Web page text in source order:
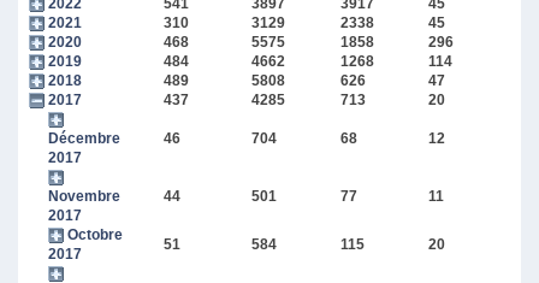
2022
541 3897 3917 45
2021
310 3129 2338 45
2020
468 5575 1858 296
2019
484 4662 1268 114
2018
489 5808 626 47
2017
437 4285 713 20
Décembre
2017
46 704 68 12
Novembre
2017
44 501 77 11
Octobre
2017
51 584 115 20